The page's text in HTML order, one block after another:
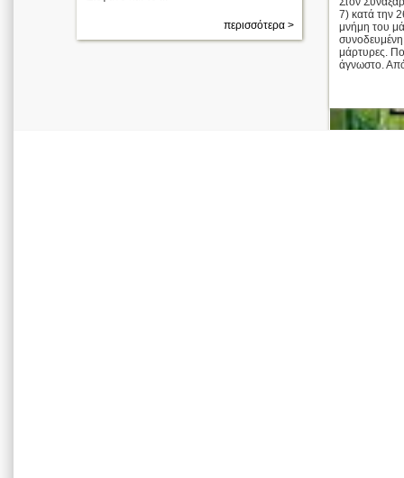
περισσότερα >
7) κατά την
μνήμη του
μάρτυρες.
άγνωστο.